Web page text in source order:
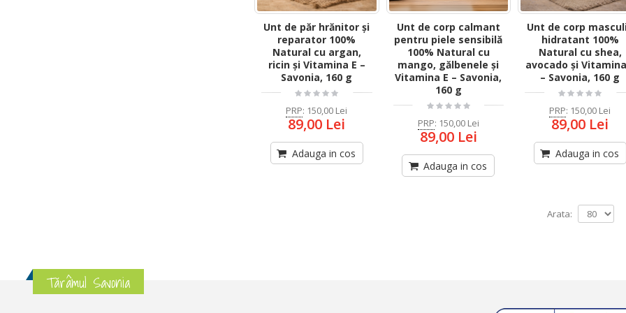
Unt de păr hrănitor și
reparator 100%
Natural cu argan,
ricin și Vitamina E –
Savonia, 160 g
PRP: 150,00 Lei
89,00 Lei
Adauga in cos
Unt de corp calmant
pentru piele sensibilă
100% Natural cu
mango, gălbenele și
Vitamina E – Savonia,
160 g
PRP: 150,00 Lei
89,00 Lei
Adauga in cos
Unt de corp
hidratant 100%
Natural cu shea,
avocado și
– Savonia, 160 g
PRP: 150,00 Lei
89,00 Lei
Adauga in cos
Arata:
Tărâmul Savonia